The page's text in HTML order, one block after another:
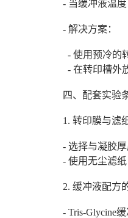
- 当缓冲液温
- 解决方案：
- 使用预冷的
- 在转印槽外
四、配套实验
1. 转印膜与滤
- 选择与凝胶
- 使用无尘滤
2. 缓冲液配方
- Tris-Glycine